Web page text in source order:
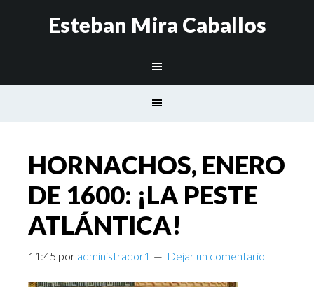
Esteban Mira Caballos
HORNACHOS, ENERO
DE 1600: ¡LA PESTE
ATLÁNTICA!
11:45 por administrador1 Dejar un comentario